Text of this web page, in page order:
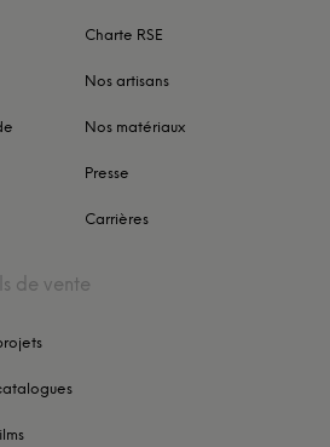
Charte RSE
Nos artisans
Nos matériaux
Presse
Carrières
de vente